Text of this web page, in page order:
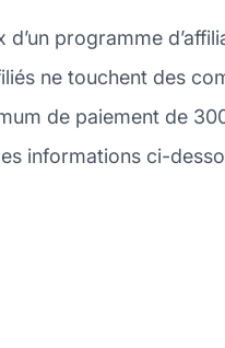
programme
ne touchent des
de paiement de
informations ci-